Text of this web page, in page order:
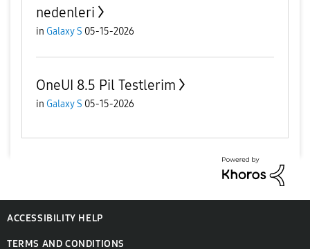
nedenleri
in Galaxy S 05-15-2026
OneUI 8.5 Pil Testlerim
in Galaxy S 05-15-2026
ACCESSIBILITY HELP
TERMS AND CONDITIONS